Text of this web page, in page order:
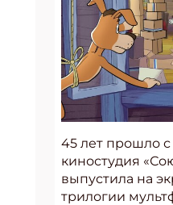
45 лет прошло с
киностудия
выпустила на
трилогии